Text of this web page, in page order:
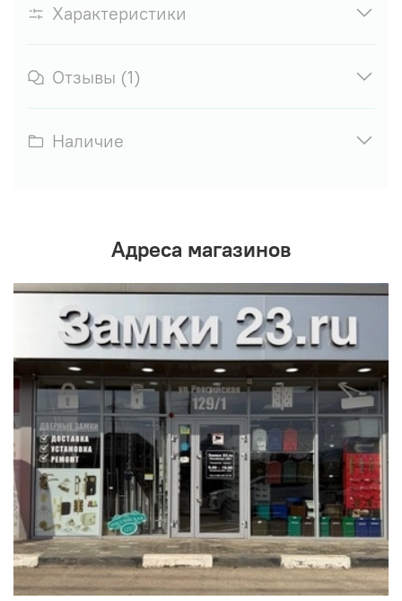
Характеристики
Отзывы (1)
Наличие
Адреса магазинов